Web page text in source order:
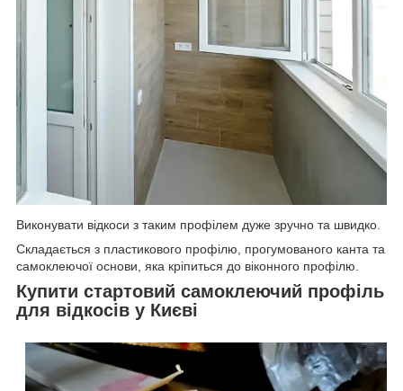
Виконувати відкоси з таким профілем дуже зручно та швидко.
Складається з пластикового профілю, прогумованого канта та
самоклеючої основи, яка кріпиться до віконного профілю.
Купити стартовий самоклеючий профіль
для відкосів у Києві